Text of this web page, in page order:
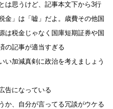
は思うけど、記事本文下から3行
金」は「嘘」だよ。歳費その他国
は税金じゃなく国庫短期証券や国
の記事が適当すぎる
い加減真剣に政治を考えましょう
告になっている
か、自分が言ってる冗談がウケる